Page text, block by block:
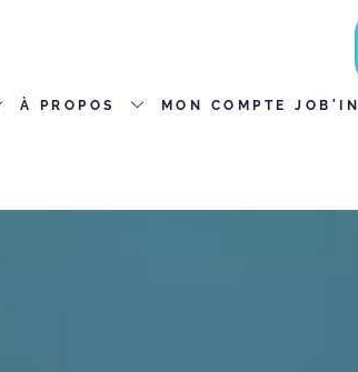
À PROPOS MON COMPTE JOB'IN